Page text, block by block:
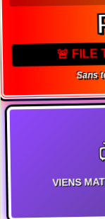
🚨 FILE
Sans
VIENS